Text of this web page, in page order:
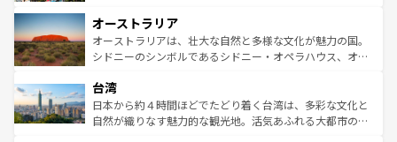
部のニューオーリンズでは、音楽と美食が融合した独特の
文化が魅力。旅行者はアメリカの各地域で異なる魅力を楽
しみながら、その多様性と豊かな歴史を感じることができ
ならではの贅沢な旅のスタイルだ。 なお、新着のアメリカ
情報はコンテンツ一覧を参照してほしい。
ワイ島は見逃せない。また、定番の観光地といえばオアフ
島だが、静かな自然を求めるならマウイ島やカウアイ島が
おすすめ。エメラルドグリーンに輝く海をはじめ、豊かな
れるおもてなしの心で訪れる人々を迎えてくれるハワイの
人々、おいしいローカルフードやハワイアンミュージッ
ク、伝統的なフラダンスなど、すべてがハワイの魅力を彩
オーストラリア
オーストラリアは、壮大な自然と多様な文化が魅力の国。
シドニーのシンボルであるシドニー・オペラハウス、オー
リアリーフや大陸中央部にそびえるウルル（エアーズロッ
ク）、タスマニアの美しい原生林やケアンズの熱帯雨林な
ど、見どころがたくさん。また、カフェやワイン、オージ
台湾
日本から約４時間ほどでたどり着く台湾は、多彩な文化と
自然が織りなす魅力的な観光地。活気あふれる大都市の台